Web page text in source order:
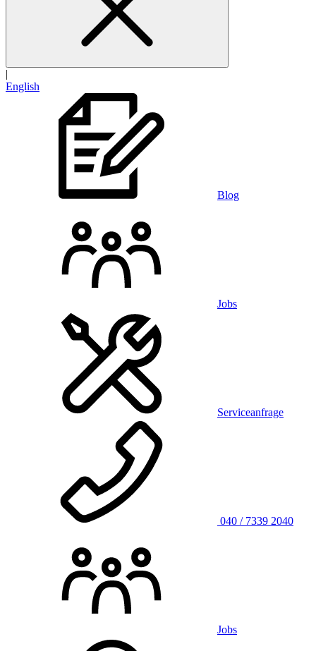
|
English
Blog
Jobs
Serviceanfrage
040 / 7339 2040
Jobs